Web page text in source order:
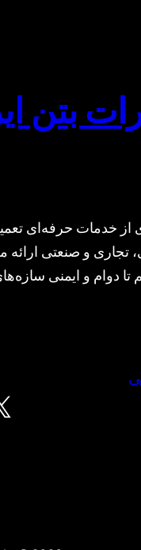
بتن
خدمات حرفه‌ای
تجاری و صنعتی ارائه
تا دوام و ایمنی